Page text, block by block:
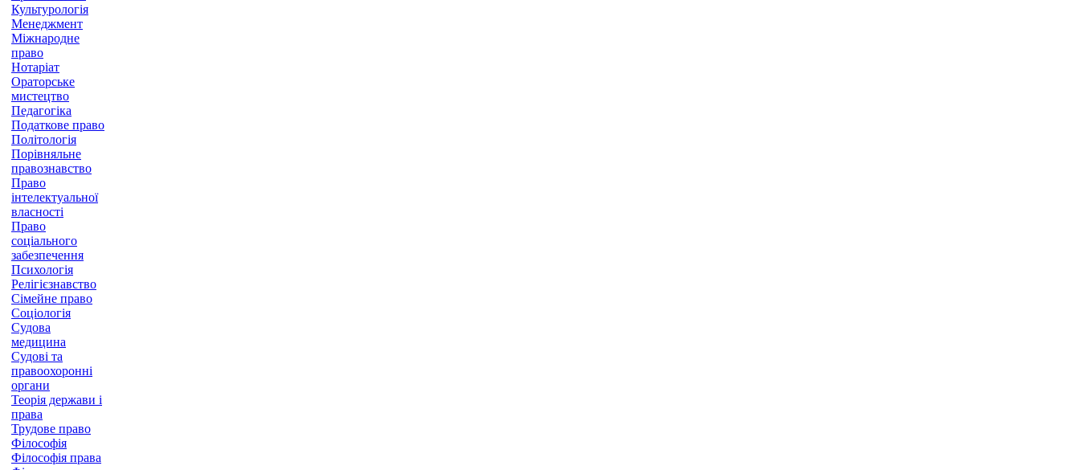
Культурологія
Менеджмент
Міжнародне
право
Нотаріат
Ораторське
мистецтво
Педагогіка
Податкове право
Політологія
Порівняльне
правознавство
Право
інтелектуальної
власності
Право
соціального
забезпечення
Психологія
Релігієзнавство
Сімейне право
Соціологія
Судова
медицина
Судові та
правоохоронні
органи
Теорія держави і
права
Трудове право
Філософія
Філософія права